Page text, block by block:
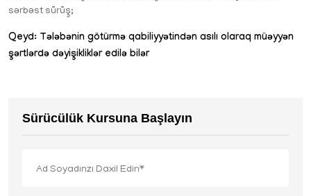
sərbəst sürüş;
Qeyd: Tələbənin götürmə qabiliyyətindən asılı olaraq müəyyən
şərtlərdə dəyişikliklər edilə bilər
Sürücülük Kursuna Başlayın